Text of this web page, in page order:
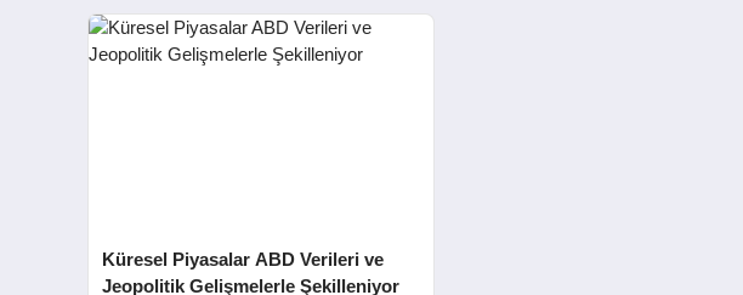
Küresel Piyasalar ABD Verileri ve
Jeopolitik Gelişmelerle Şekilleniyor